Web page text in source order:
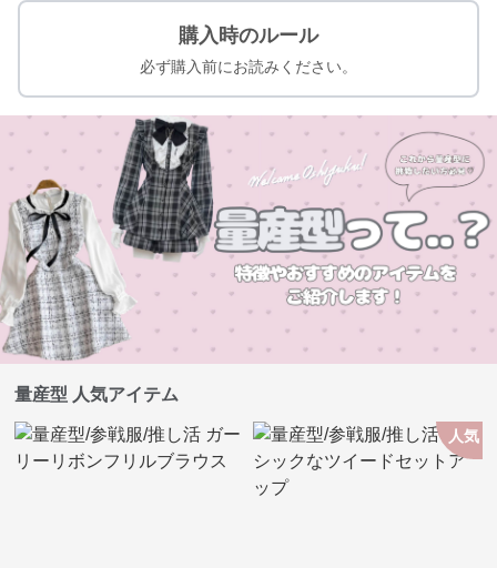
購入時のルール
必ず購入前にお読みください。
量産型 人気アイテム
人気